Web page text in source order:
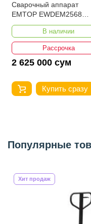
Сварочный аппарат
EMTOP EWDEM2568
MMA/TIG Lift
В наличии
Рассрочка
2 625 000 сум
Купить сразу
Популярные
Хит продаж